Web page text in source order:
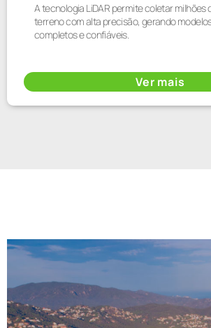
A tecnologia LiDAR permite coletar milhões
terreno com alta precisão, gerando
completos e confiáveis.
Ver mais